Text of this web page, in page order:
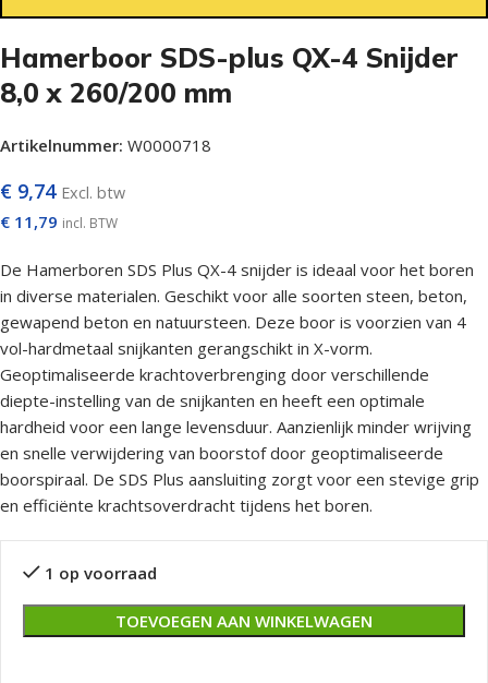
Hamerboor SDS-plus QX-4 Snijder
8,0 x 260/200 mm
Artikelnummer: W0000718
€ 9,74 Excl. btw
€ 11,79 incl. BTW
De Hamerboren SDS Plus QX-4 snijder is ideaal voor het boren
in diverse materialen. Geschikt voor alle soorten steen, beton,
gewapend beton en natuursteen. Deze boor is voorzien van 4
vol-hardmetaal snijkanten gerangschikt in X-vorm.
Geoptimaliseerde krachtoverbrenging door verschillende
diepte-instelling van de snijkanten en heeft een optimale
hardheid voor een lange levensduur. Aanzienlijk minder wrijving
en snelle verwijdering van boorstof door geoptimaliseerde
boorspiraal. De SDS Plus aansluiting zorgt voor een stevige grip
en efficiënte krachtsoverdracht tijdens het boren.
1 op voorraad
TOEVOEGEN AAN WINKELWAGEN